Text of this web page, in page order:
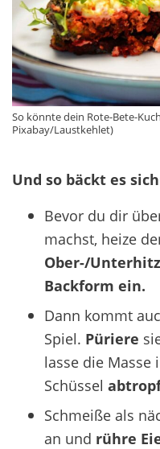
So könnte dein Rote-Bete-
Pixabay/Laustkehlet)
Und so bäckt es
Bevor du dir
machst, heize
Ober-/
Backform ein.
Dann kommt
Spiel. Püriere
lasse die Masse
Schüssel
Schmeiße als
an und rühre